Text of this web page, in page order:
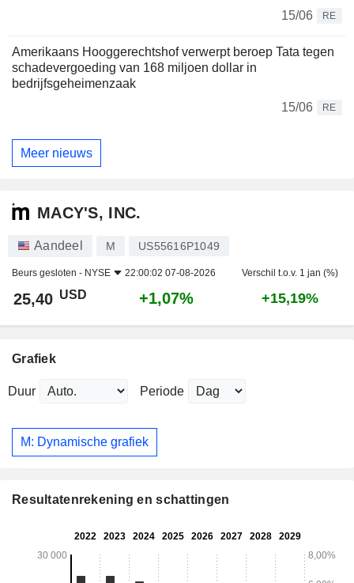
15/06
RE
Amerikaans Hooggerechtshof verwerpt beroep Tata tegen
schadevergoeding van 168 miljoen dollar in
bedrijfsgeheimenzaak
15/06
RE
Meer nieuws
MACY'S, INC.
Aandeel M US55616P1049
Beurs gesloten - NYSE 22:00:02 07-08-2026 Verschil t.o.v. 1 jan (%)
25,40 USD +1,07% +15,19%
Grafiek
Duur Periode
M: Dynamische grafiek
Resultatenrekening en schattingen